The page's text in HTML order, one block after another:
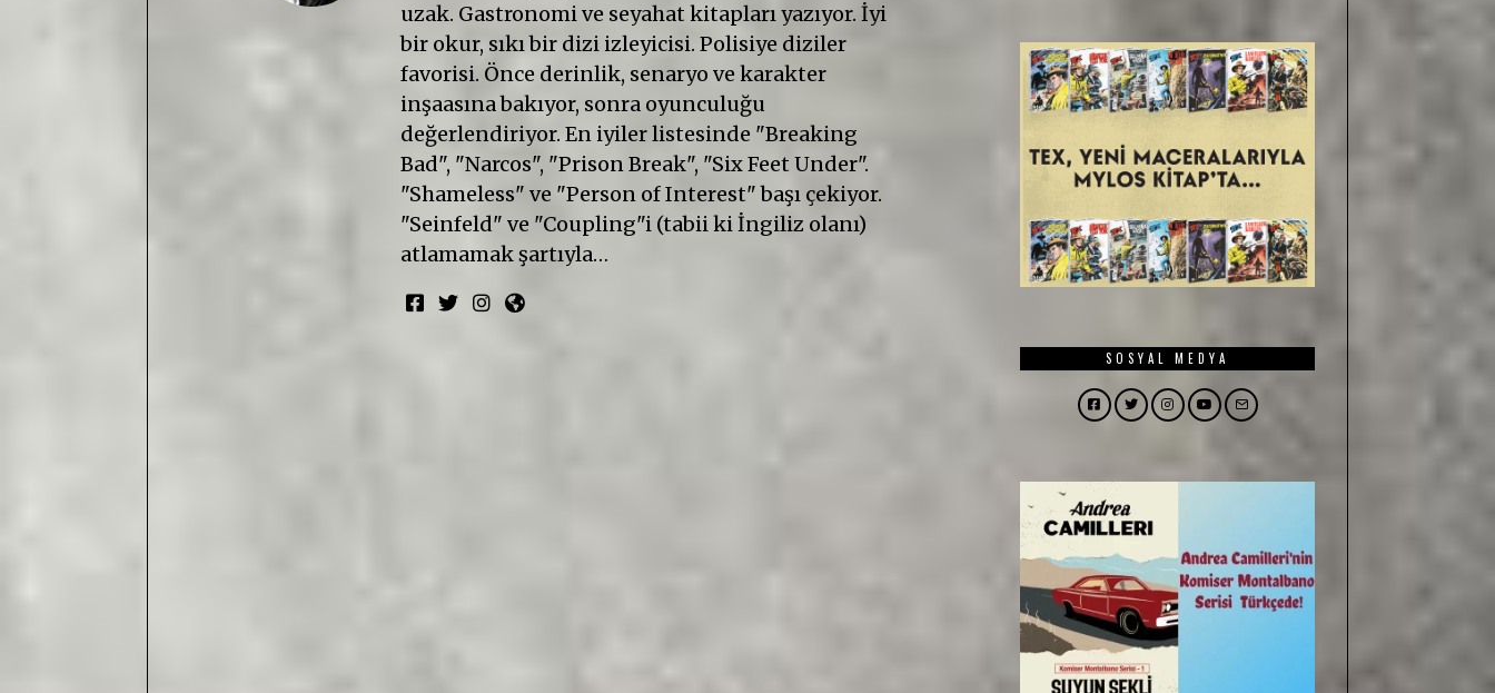
uzak. Gastronomi ve seyahat kitapları yazıyor. İyi
bir okur, sıkı bir dizi izleyicisi. Polisiye diziler
favorisi. Önce derinlik, senaryo ve karakter
inşaasına bakıyor, sonra oyunculuğu
değerlendiriyor. En iyiler listesinde "Breaking
Bad", "Narcos", "Prison Break", "Six Feet Under".
"Shameless" ve "Person of Interest" başı çekiyor.
"Seinfeld" ve "Coupling"i (tabii ki İngiliz olanı)
atlamamak şartıyla…
SOSYAL MEDYA
Facebook
TwitterInstagram
YouTube
Email